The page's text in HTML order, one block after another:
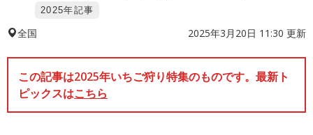
2025年記事
全国 2025年3月20日 11:30 更新
この記事は2025年いちご狩り特集のものです。最新ト
ピックスはこちら